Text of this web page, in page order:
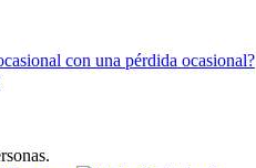
con una pérdida ocasional?